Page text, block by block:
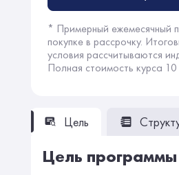
Цель
Цель программы
* Примерный ежемесячный
покупке в рассрочку.
условия рассчитываются
Полная стоимость курса